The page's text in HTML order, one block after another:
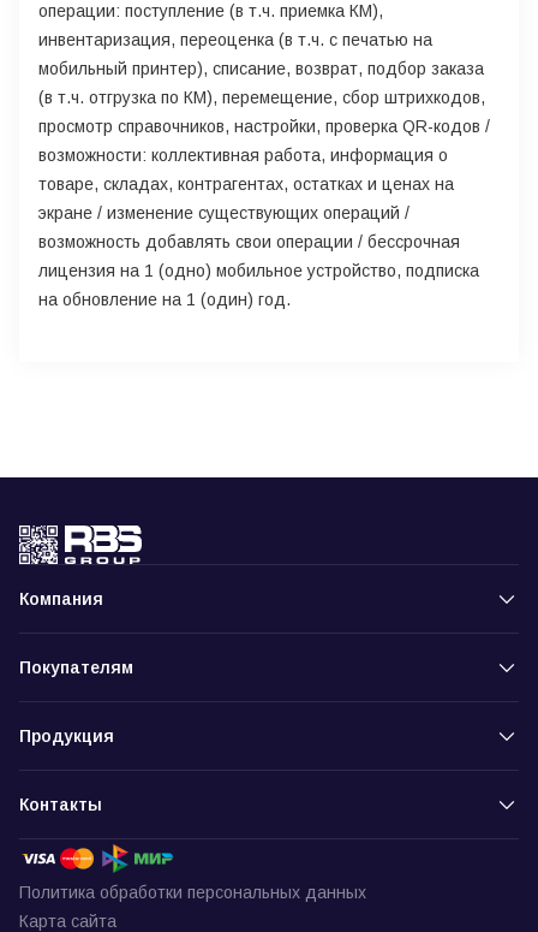
операции: поступление (в т.ч. приемка КМ),
инвентаризация, переоценка (в т.ч. с печатью на
мобильный принтер), списание, возврат, подбор заказа
(в т.ч. отгрузка по КМ), перемещение, сбор штрихкодов,
просмотр справочников, настройки, проверка QR-кодов /
возможности: коллективная работа, информация о
товаре, складах, контрагентах, остатках и ценах на
экране / изменение существующих операций /
возможность добавлять свои операции / бессрочная
лицензия на 1 (одно) мобильное устройство, подписка
на обновление на 1 (один) год.
Компания
Покупателям
Продукция
Контакты
Политика обработки персональных данных
Карта сайта